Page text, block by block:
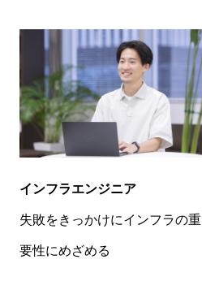
インフラエンジニア
失敗をきっかけにインフラの重
要性にめざめる